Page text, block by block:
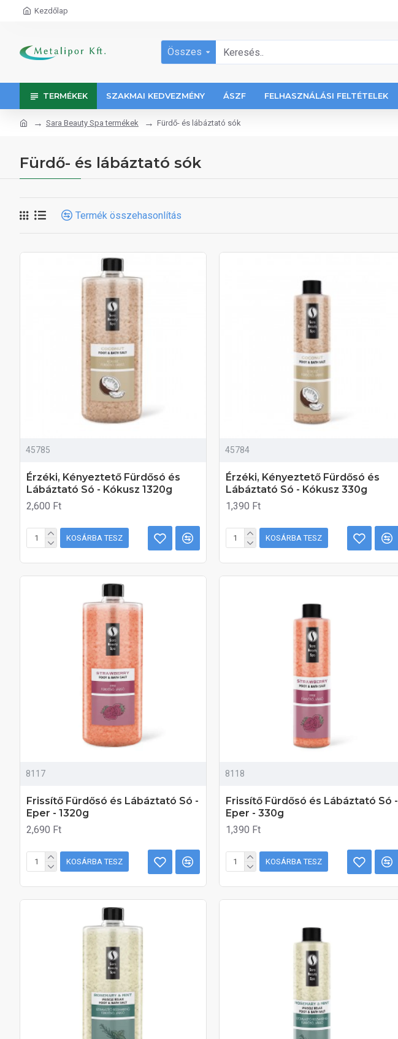
Kezdőlap
Összes
TERMÉKEK SZAKMAI KEDVEZMÉNY ÁSZF FELHASZNÁLÁSI FELTÉTELEK
Sara Beauty Spa termékek Fürdő- és lábáztató sók
Fürdő- és lábáztató sók
Termék összehasonlítás
45785
Érzéki, Kényeztető Fürdősó és
Lábáztató Só - Kókusz 1320g
2,600 Ft
KOSÁRBA TESZ
45784
Érzéki, Kényeztető Fürdősó és
Lábáztató Só - Kókusz 330g
1,390 Ft
KOSÁRBA TESZ
8117
Frissítő Fürdősó és Lábáztató Só -
Eper - 1320g
2,690 Ft
KOSÁRBA TESZ
8118
Frissítő Fürdősó és Lábáztató Só -
Eper - 330g
1,390 Ft
KOSÁRBA TESZ